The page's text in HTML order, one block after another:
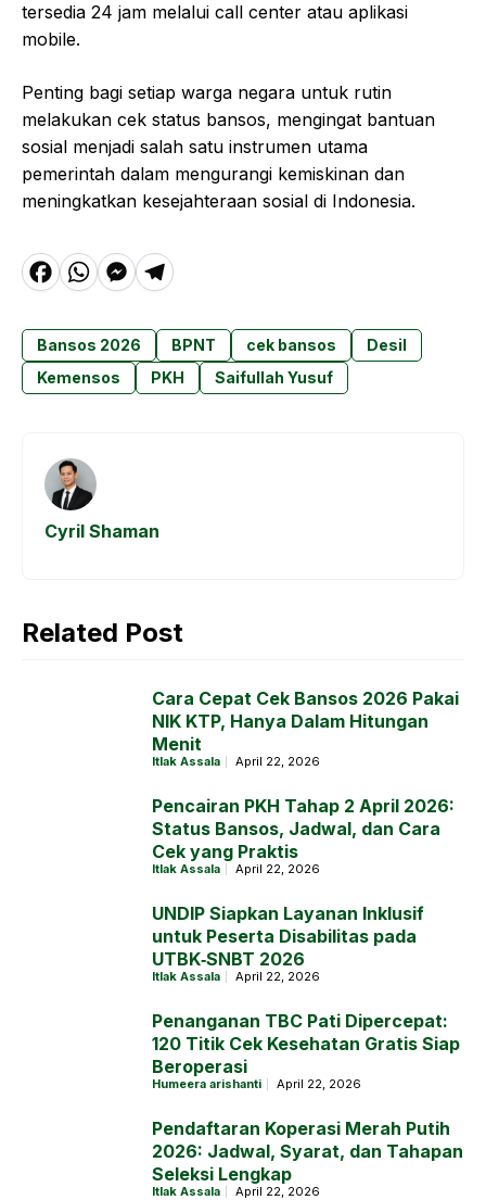
tersedia 24 jam melalui call center atau aplikasi
mobile.
Penting bagi setiap warga negara untuk rutin
melakukan cek status bansos, mengingat bantuan
sosial menjadi salah satu instrumen utama
pemerintah dalam mengurangi kemiskinan dan
meningkatkan kesejahteraan sosial di Indonesia.
F
c
e
o
W
a
t
A
p
p
M
s
s
e
T
e
g
Bansos 2026 BPNT cek bansos
Desil
Kemensos
PKH Saifullah Yusuf
Cyril Shaman
Related Post
Cara Cepat Cek Bansos 2026 Pakai
NIK KTP, Hanya Dalam Hitungan
Menit
Itlak Assala April 22, 2026
Pencairan PKH Tahap 2 April 2026:
Status Bansos, Jadwal, dan Cara
Cek yang Praktis
Itlak Assala April 22, 2026
UNDIP Siapkan Layanan Inklusif
untuk Peserta Disabilitas pada
UTBK‑SNBT 2026
Itlak Assala April 22, 2026
Penanganan TBC Pati Dipercepat:
120 Titik Cek Kesehatan Gratis Siap
Beroperasi
Humeera arishanti April 22, 2026
Pendaftaran Koperasi Merah Putih
2026: Jadwal, Syarat, dan Tahapan
Seleksi Lengkap
Itlak Assala April 22, 2026